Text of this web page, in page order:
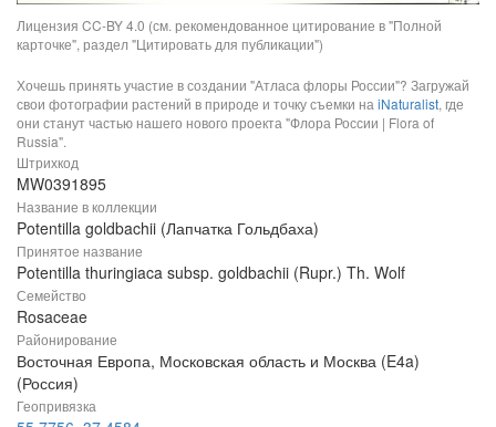
Лицензия CC-BY 4.0 (см. рекомендованное цитирование в "Полной
карточке", раздел "Цитировать для публикации")
Хочешь принять участие в создании "Атласа флоры России"? Загружай
свои фотографии растений в природе и точку съемки на iNaturalist, где
они станут частью нашего нового проекта "Флора России | Flora of
Russia".
Штрихкод
MW0391895
Название в коллекции
Potentilla goldbachii (Лапчатка Гольдбаха)
Принятое название
Potentilla thuringiaca subsp. goldbachii (Rupr.) Th. Wolf
Семейство
Rosaceae
Районирование
Восточная Европа, Московская область и Москва (E4a)
(Россия)
Геопривязка